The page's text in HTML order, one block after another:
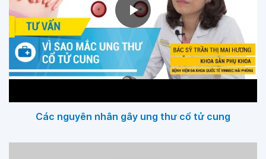
Các nguyên nhân gây ung thư cổ tử cung